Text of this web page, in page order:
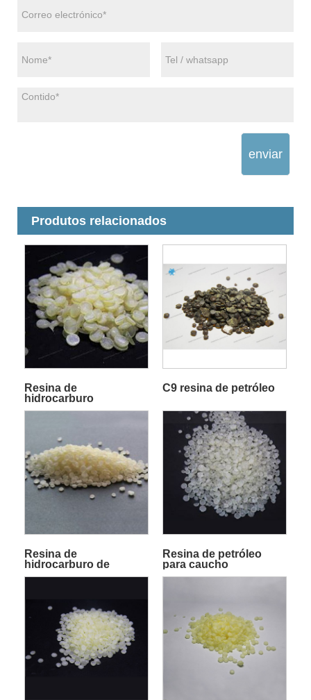
enviar
Produtos relacionados
Resina de
hidrocarburo
C9 resina de petróleo
Resina de
hidrocarburo de
petróleo
Resina de petróleo
para caucho